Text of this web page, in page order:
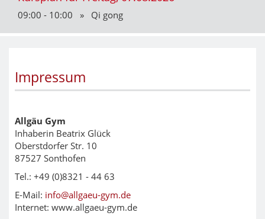
09:00 - 10:00 » Qi gong
Impressum
Allgäu Gym
Inhaberin Beatrix Glück
Oberstdorfer Str. 10
87527 Sonthofen
Tel.: +49 (0)8321 - 44 63
E-Mail: info@allgaeu-gym.de
Internet: www.allgaeu-gym.de